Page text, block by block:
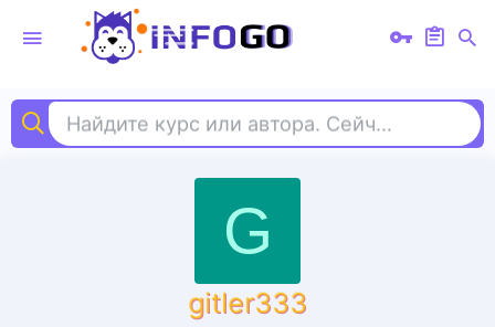
Найдите курс или автора. Сейчас ищут
G
gitler333